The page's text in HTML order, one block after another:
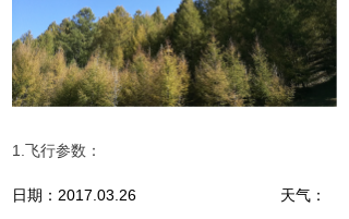
1. 飞行参数：
日期 ： 2017 .03 26 天气 ：